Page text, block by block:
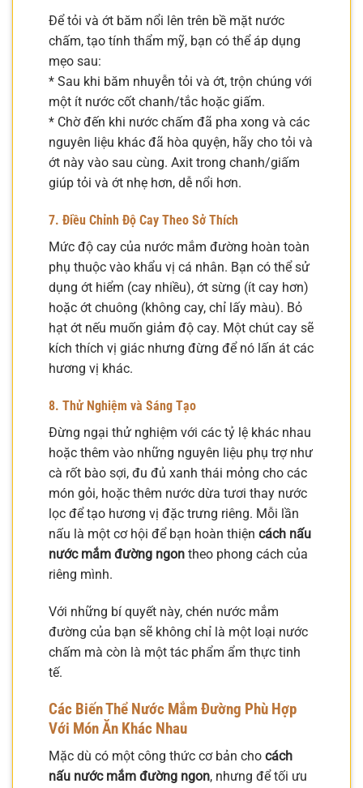
Để tỏi và ớt băm nổi lên trên bề mặt nước
chấm, tạo tính thẩm mỹ, bạn có thể áp dụng
mẹo sau:
* Sau khi băm nhuyễn tỏi và ớt, trộn chúng với
một ít nước cốt chanh/tắc hoặc giấm.
* Chờ đến khi nước chấm đã pha xong và các
nguyên liệu khác đã hòa quyện, hãy cho tỏi và
ớt này vào sau cùng. Axit trong chanh/giấm
giúp tỏi và ớt nhẹ hơn, dễ nổi hơn.
7. Điều Chỉnh Độ Cay Theo Sở Thích
Mức độ cay của nước mắm đường hoàn toàn
phụ thuộc vào khẩu vị cá nhân. Bạn có thể sử
dụng ớt hiểm (cay nhiều), ớt sừng (ít cay hơn)
hoặc ớt chuông (không cay, chỉ lấy màu). Bỏ
hạt ớt nếu muốn giảm độ cay. Một chút cay sẽ
kích thích vị giác nhưng đừng để nó lấn át các
hương vị khác.
8. Thử Nghiệm và Sáng Tạo
Đừng ngại thử nghiệm với các tỷ lệ khác nhau
hoặc thêm vào những nguyên liệu phụ trợ như
cà rốt bào sợi, đu đủ xanh thái mỏng cho các
món gỏi, hoặc thêm nước dừa tươi thay nước
lọc để tạo hương vị đặc trưng riêng. Mỗi lần
nấu là một cơ hội để bạn hoàn thiện cách nấu
nước mắm đường ngon theo phong cách của
riêng mình.
Với những bí quyết này, chén nước mắm
đường của bạn sẽ không chỉ là một loại nước
chấm mà còn là một tác phẩm ẩm thực tinh
tế.
Các Biến Thể Nước Mắm Đường Phù Hợp
Với Món Ăn Khác Nhau
Mặc dù có một công thức cơ bản cho cách
nấu nước mắm đường ngon, nhưng để tối ưu